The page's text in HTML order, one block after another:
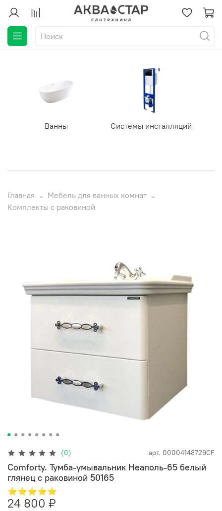
Ванны Системы инсталляций
Главная
Мебель для ванных комнат
Комплекты с раковиной
(0) арт. 00004148729CF
Comforty. Тумба-умывальник Неаполь-65 белый
глянец с раковиной 50165
⭐⭐⭐⭐⭐
24 800 ₽